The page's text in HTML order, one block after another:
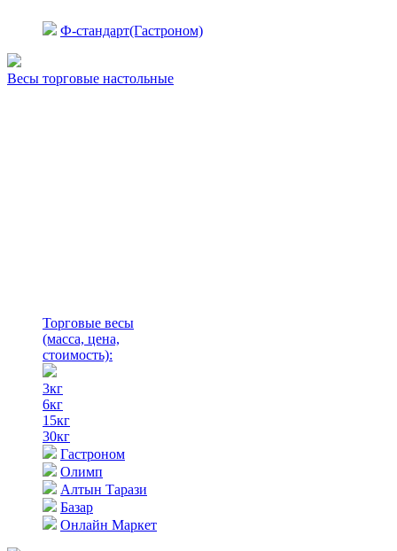
Ф-стандарт(Гастроном)
Весы торговые настольные
Торговые весы
(масса, цена,
стоимость):
3кг
6кг
15кг
30кг
Гастроном
Олимп
Алтын Тарази
Базар
Онлайн Маркет